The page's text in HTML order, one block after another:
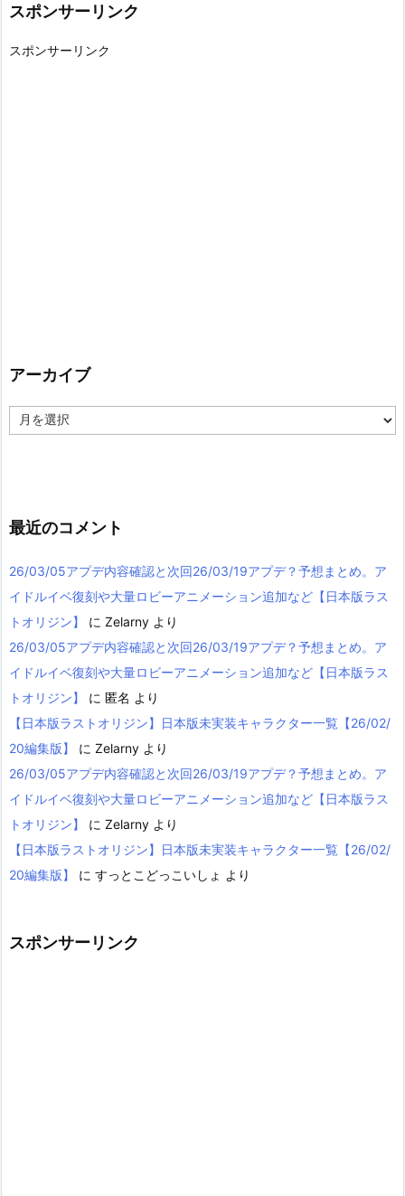
スポンサーリンク
スポンサーリンク
アーカイブ
ー
最近のコメント
26/03/05アプデ内容確認と次回26/03/19アプデ？予想まとめ。ア
イドルイベ復刻や大量ロビーアニメーション追加など【日本版ラス
トオリジン】
に Zelarny より
26/03/05アプデ内容確認と次回26/03/19アプデ？予想まとめ。ア
イドルイベ復刻や大量ロビーアニメーション追加など【日本版ラス
トオリジン】
に 匿名 より
【日本版ラストオリジン】日本版未実装キャラクター一覧【26/02/
20編集版】
に Zelarny より
26/03/05アプデ内容確認と次回26/03/19アプデ？予想まとめ。ア
イドルイベ復刻や大量ロビーアニメーション追加など【日本版ラス
トオリジン】
に Zelarny より
【日本版ラストオリジン】日本版未実装キャラクター一覧【26/02/
20編集版】
に すっとこどっこいしょ より
スポンサーリンク